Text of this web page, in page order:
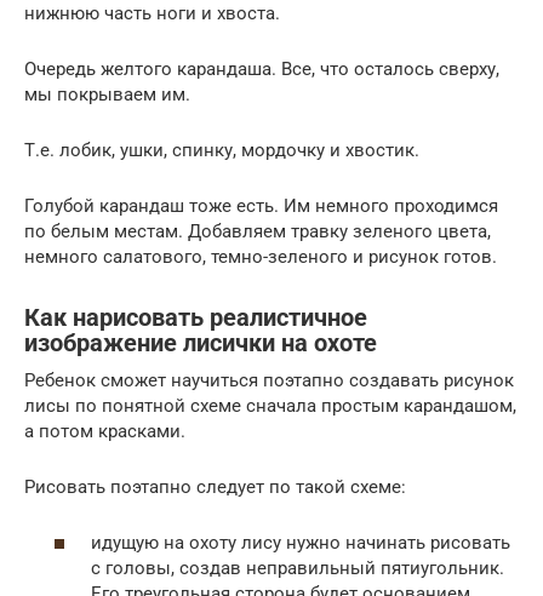
нижнюю часть ноги и хвоста.
Очередь желтого карандаша. Все, что осталось сверху,
мы покрываем им.
Т.е. лобик, ушки, спинку, мордочку и хвостик.
Голубой карандаш тоже есть. Им немного проходимся
по белым местам. Добавляем травку зеленого цвета,
немного салатового, темно-зеленого и рисунок готов.
Как нарисовать реалистичное
изображение лисички на охоте
Ребенок сможет научиться поэтапно создавать рисунок
лисы по понятной схеме сначала простым карандашом,
а потом красками.
Рисовать поэтапно следует по такой схеме:
идущую на охоту лису нужно начинать рисовать
с головы, создав неправильный пятиугольник.